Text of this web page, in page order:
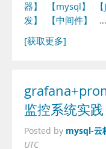
器】
【mysql】
发】
【中间件】
…
[获取更多]
监控系统实践
Posted by mysql-云
UTC